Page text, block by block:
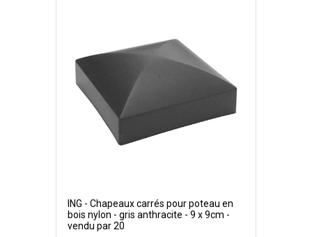
ING - Chapeaux carrés pour poteau en
bois nylon - gris anthracite - 9 x 9cm -
vendu par 20